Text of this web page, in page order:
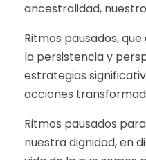
ancestralidad,
Ritmos pausados,
la persistencia y
estrategias
acciones
Ritmos pausados
nuestra dignidad, en